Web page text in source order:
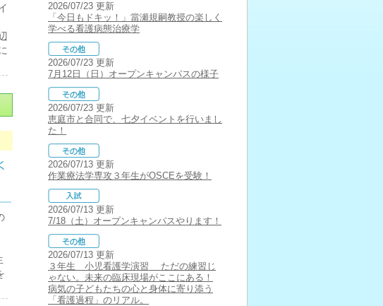
2026/07/23 更新
「今日もドキッ！」當瀬規嗣教授の楽しく
学べる看護病態治療学
2026/07/23 更新
7月12日（日）オープンキャンパスの様子
2026/07/23 更新
恵庭市と合同で、七夕イベントを行いまし
た！
2026/07/13 更新
作業療法学専攻３年生がOSCEを受験！
2026/07/13 更新
7/18（土）オープンキャンパスやります！
2026/07/13 更新
３年生 小児看護学演習 ただの練習じ
ゃない。未来の臨床現場がここにある！
病気の子どもたちの心と身体に寄り添う
「看護過程」のリアル。